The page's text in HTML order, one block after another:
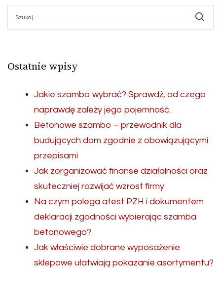
Ostatnie wpisy
Jakie szambo wybrać? Sprawdź, od czego
naprawdę zależy jego pojemność.
Betonowe szambo – przewodnik dla
budujących dom zgodnie z obowiązującymi
przepisami
Jak zorganizować finanse działalności oraz
skuteczniej rozwijać wzrost firmy
Na czym polega atest PZH i dokumentem
deklaracji zgodności wybierając szamba
betonowego?
Jak właściwie dobrane wyposażenie
sklepowe ułatwiają pokazanie asortymentu?